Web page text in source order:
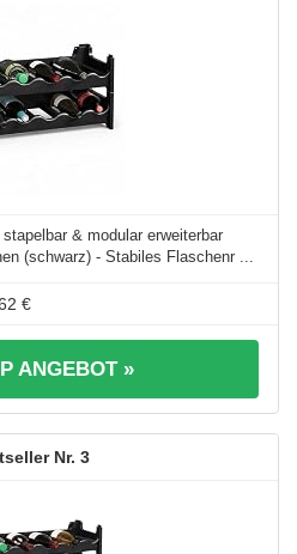
& modular erweiterbar
(schwarz) - Stabiles Flaschenr ...
€
ANGEBOT »
3